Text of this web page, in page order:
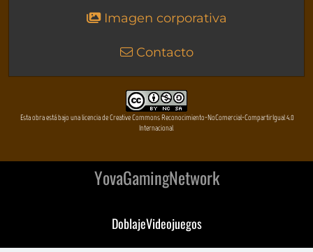
Imagen corporativa
Contacto
Esta obra está bajo una licencia de Creative Commons Reconocimiento-NoComercial-CompartirIgual 4.0
Internacional
YovaGamingNetwork
DoblajeVideojuegos